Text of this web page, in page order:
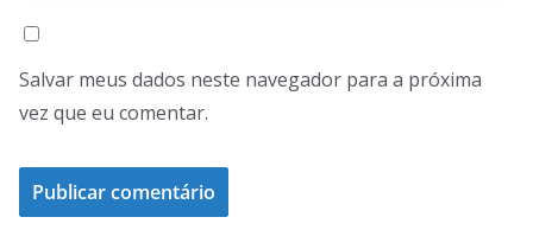
Salvar meus dados neste navegador para a próxima
vez que eu comentar.